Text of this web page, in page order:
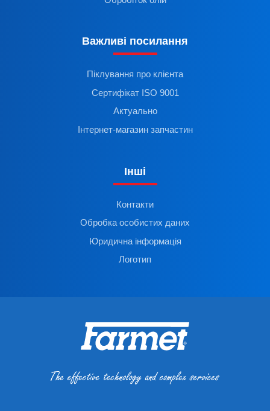
Важливі посилання
Піклування про клієнта
Сертифікат ISO 9001
Актуально
Інтернет-магазин запчастин
Інші
Контакти
Обробка особистих даних
Юридична інформація
Логотип